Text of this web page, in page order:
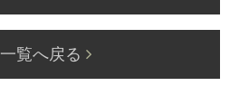
一覧へ戻る